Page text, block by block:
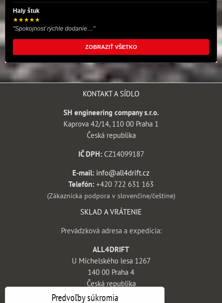
Haly štuk
★★★★★
"Spokojnosť rýchle dodanie...."
ZOBRAZIŤ VŠETKO
KONTAKT A SÍDLO
SH engineering company s.r.o.
Kaprova 42/14, 110 00 Praha 1
Česká republika
IČ DPH:CZ14099187
E-mail: info@all4drift.cz
Telefón: +420 722 631 163
(Zákaznícka podpora v slovenčine/češtine)
SKLAD A VRÁTENIE
Prevádzková adresa a expedícia:
ALL4DRIFT
U Michelského lesa 1267
140 00 Praha 4
Česká republika
Predvoľby súkromia